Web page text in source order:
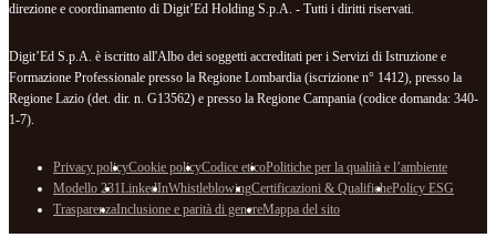
direzione e coordinamento di Digit’Ed Holding S.p.A. - Tutti i diritti riservati.
Digit’Ed S.p.A. è iscritto all'Albo dei soggetti accreditati per i Servizi di Istruzione e
Formazione Professionale presso la Regione Lombardia (iscrizione n° 1412), presso la
Regione Lazio (det. dir. n. G13562) e presso la Regione Campania (codice domanda: 340-
1-7).
Privacy policyCookie policyCodice eticoPolitiche per la qualità e l’ambiente
Modello 231LinkedInWhistleblowingCertificazioni & QualifichePolicy ESG
TrasparenzaInclusione e parità di genereMappa del sito